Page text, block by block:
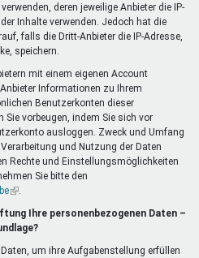
deren jeweilige Anbieter die IP-
Inhalte verwenden. Jedoch hat die
falls die Dritt-Anbieter die IP-Adresse,
speichern.
mit einem eigenen Account
Informationen zu Ihrem
Benutzerkonten dieser
vorbeugen, indem Sie sich vor
ausloggen. Zweck und Umfang
und Nutzung der Daten
Rechte und Einstellungsmöglichkeiten
Sie bitte den
(Link
extern)
Ihre personenbezogenen Daten –
um ihre Aufgabenstellung erfüllen